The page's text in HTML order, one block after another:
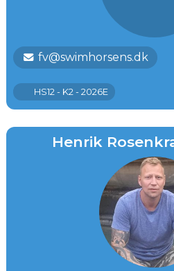
fv@swimhorsens.dk
HS12 - K2 - 2026E
Henrik